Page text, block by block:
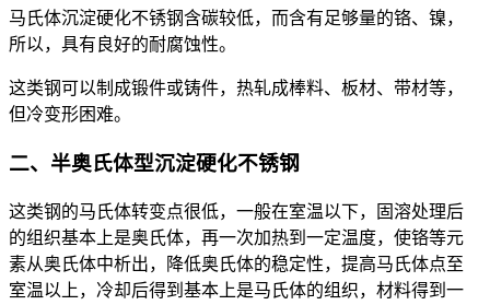
马氏体沉淀硬化不锈钢含碳较低，而含有足够量的铬、镍，
所以，具有良好的耐腐蚀性。
这类钢可以制成锻件或铸件，热轧成棒料、板材、带材等，
但冷变形困难。
二、半奥氏体型沉淀硬化不锈钢
这类钢的马氏体转变点很低，一般在室温以下，固溶处理后
的组织基本上是奥氏体，再一次加热到一定温度，使铬等元
素从奥氏体中析出，降低奥氏体的稳定性，提高马氏体点至
室温以上，冷却后得到基本上是马氏体的组织，材料得到一